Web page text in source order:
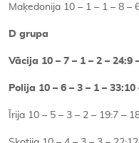
Maķedonija 10 – 1 – 1 – 8 –
D grupa
Vācija 10 – 7 – 1 – 2 – 24:9
Polija 10 – 6 – 3 – 1 – 33:10
Īrija 10 – 5 – 3 – 2 – 19:7 –